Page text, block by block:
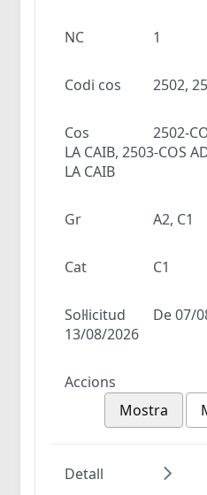
NC 1
Codi cos 2502,
Cos
2502-
LA CAIB, 2503-COS
LA CAIB
Gr A2, C1
Cat C1
Sol·licitud
De 07/
13/08/2026
Accions
Mostra
Detall